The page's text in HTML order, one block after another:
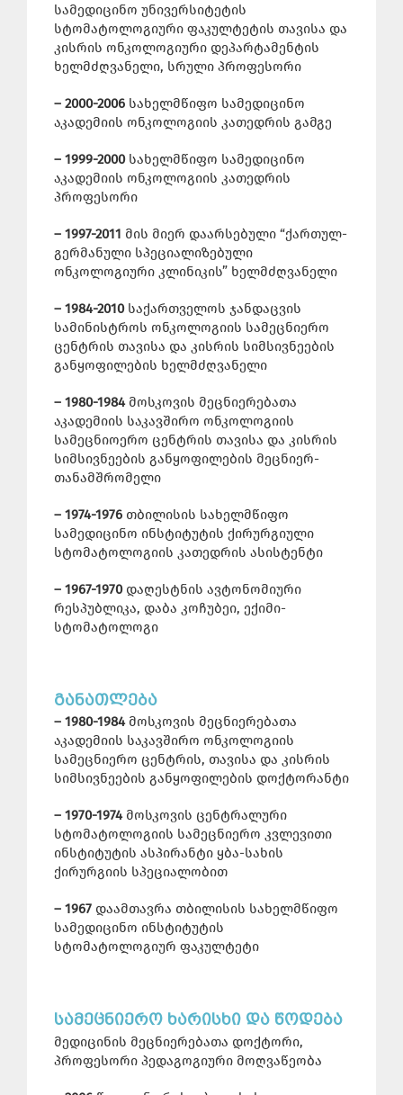
სამედიცინო უნივერსიტეტის
სტომატოლოგიური ფაკულტეტის თავისა და
კისრის ონკოლოგიური დეპარტამენტის
ხელმძღვანელი, სრული პროფესორი
– 2000-2006 სახელმწიფო სამედიცინო
აკადემიის ონკოლოგიის კათედრის გამგე
– 1999-2000 სახელმწიფო სამედიცინო
აკადემიის ონკოლოგიის კათედრის
პროფესორი
– 1997-2011 მის მიერ დაარსებული “ქართულ-
გერმანული სპეციალიზებული
ონკოლოგიური კლინიკის” ხელმძღვანელი
– 1984-2010 საქართველოს ჯანდაცვის
სამინისტროს ონკოლოგიის სამეცნიერო
ცენტრის თავისა და კისრის სიმსივნეების
განყოფილების ხელმძღვანელი
– 1980-1984 მოსკოვის მეცნიერებათა
აკადემიის საკავშირო ონკოლოგიის
სამეცნიოერო ცენტრის თავისა და კისრის
სიმსივნეების განყოფილების მეცნიერ-
თანამშრომელი
– 1974-1976 თბილისის სახელმწიფო
სამედიცინო ინსტიტუტის ქირურგიული
სტომატოლოგიის კათედრის ასისტენტი
– 1967-1970 დაღესტნის ავტონომიური
რესპუბლიკა, დაბა კოჩუბეი, ექიმი-
სტომატოლოგი
ᲒᲐᲜᲐᲗᲚᲔᲑᲐ
– 1980-1984 მოსკოვის მეცნიერებათა
აკადემიის საკავშირო ონკოლოგიის
სამეცნიერო ცენტრის, თავისა და კისრის
სიმსივნეების განყოფილების დოქტორანტი
– 1970-1974 მოსკოვის ცენტრალური
სტომატოლოგიის სამეცნიერო კვლევითი
ინსტიტუტის ასპირანტი ყბა-სახის
ქირურგიის სპეციალობით
– 1967 დაამთავრა თბილისის სახელმწიფო
სამედიცინო ინსტიტუტის
სტომატოლოგიურ ფაკულტეტი
ᲡᲐᲛᲔᲪᲜᲘᲔᲠᲝ ᲮᲐᲠᲘᲡᲮᲘ ᲓᲐ ᲬᲝᲓᲔᲑᲐ
მედიცინის მეცნიერებათა დოქტორი,
პროფესორი პედაგოგიური მოღვაწეობა